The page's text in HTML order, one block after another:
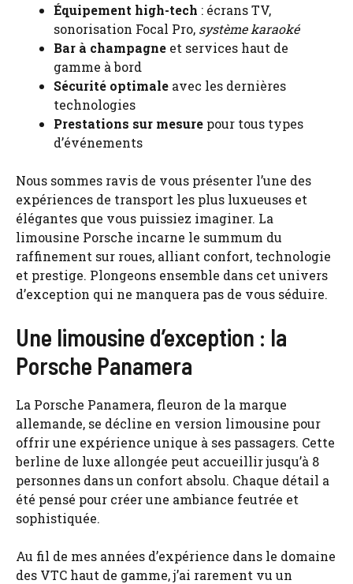
Équipement high-tech : écrans TV,
sonorisation Focal Pro, système karaoké
Bar à champagne et services haut de
gamme à bord
Sécurité optimale avec les dernières
technologies
Prestations sur mesure pour tous types
d’événements
Nous sommes ravis de vous présenter l’une des
expériences de transport les plus luxueuses et
élégantes que vous puissiez imaginer. La
limousine Porsche incarne le summum du
raffinement sur roues, alliant confort, technologie
et prestige. Plongeons ensemble dans cet univers
d’exception qui ne manquera pas de vous séduire.
Une limousine d’exception : la
Porsche Panamera
La Porsche Panamera, fleuron de la marque
allemande, se décline en version limousine pour
offrir une expérience unique à ses passagers. Cette
berline de luxe allongée peut accueillir jusqu’à 8
personnes dans un confort absolu. Chaque détail a
été pensé pour créer une ambiance feutrée et
sophistiquée.
Au fil de mes années d’expérience dans le domaine
des VTC haut de gamme, j’ai rarement vu un